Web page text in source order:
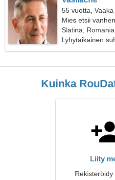
55 vuotta, Vaaka
Mies etsii
Slatina, Romania
Lyhytaikainen
Kuinka
Liity
Rekisteröidy